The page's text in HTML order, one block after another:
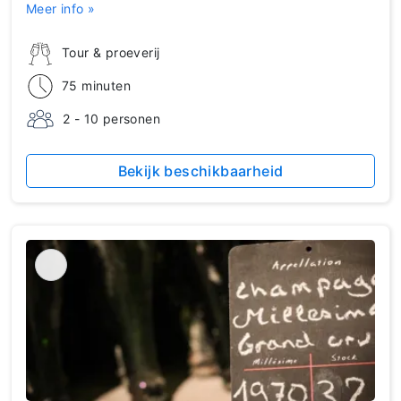
Tour & proeverij
75 minuten
2 - 10 personen
Meer info »
Bekijk beschikbaarheid